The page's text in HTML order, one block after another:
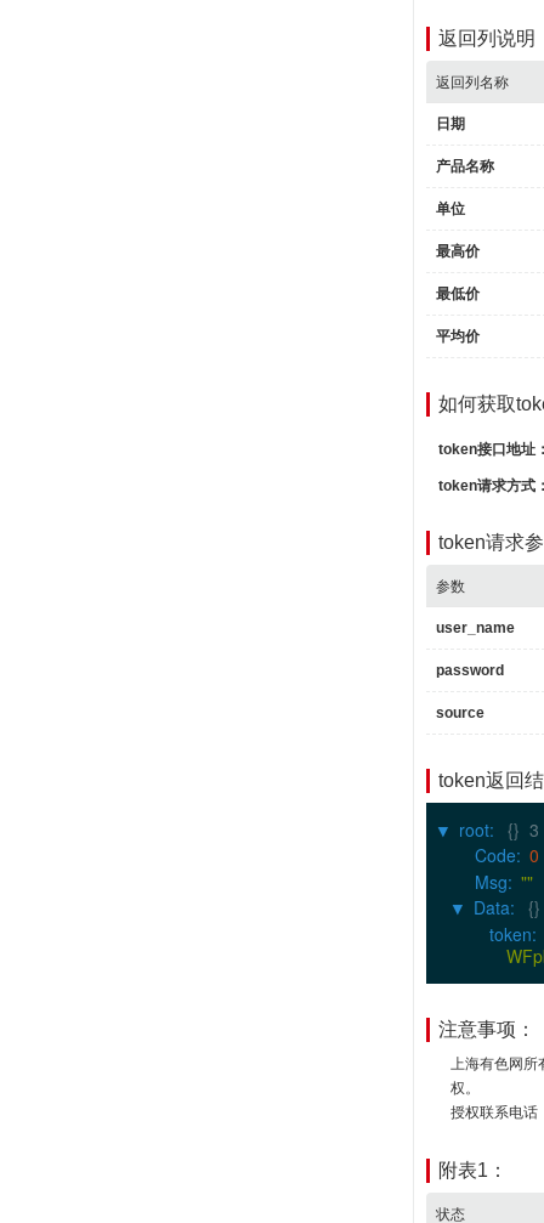
0:
2:
3:
返回列说明
返回列名称
日期
产品名称
单位
最高价
最低价
平均价
如何获取
token接口地址
token请求方式
token请求
参数
user_name
password
source
token返回
▶ root: {} 3
Code: 0
Msg: ""
▶ Data:
{}
token:
注意事项：
上海有色网
权。
授权联系电
附表1：
状态